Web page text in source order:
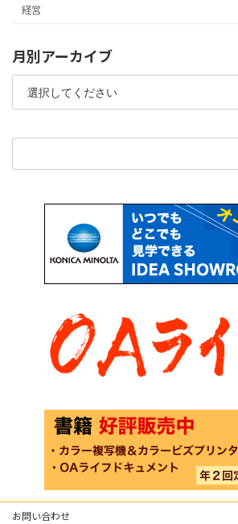
経営
月別アーカイブ
お問い合わせ